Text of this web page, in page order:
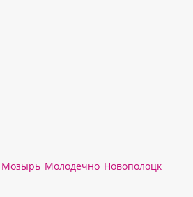
Мозырь Молодечно Новополоцк